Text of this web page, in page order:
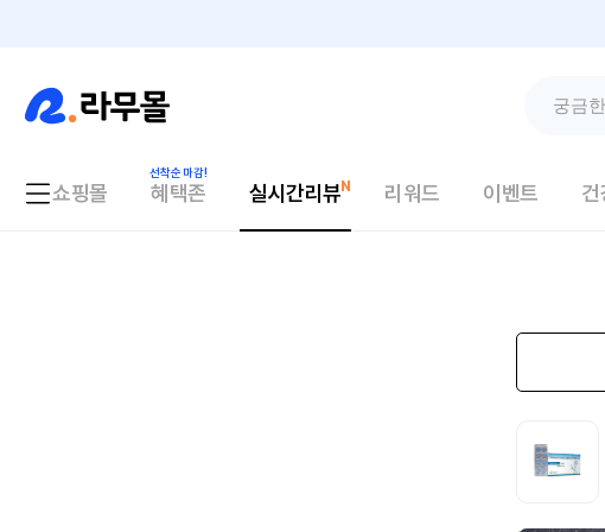
쇼핑몰 혜택존 실시간리뷰 리워드 이벤트 건